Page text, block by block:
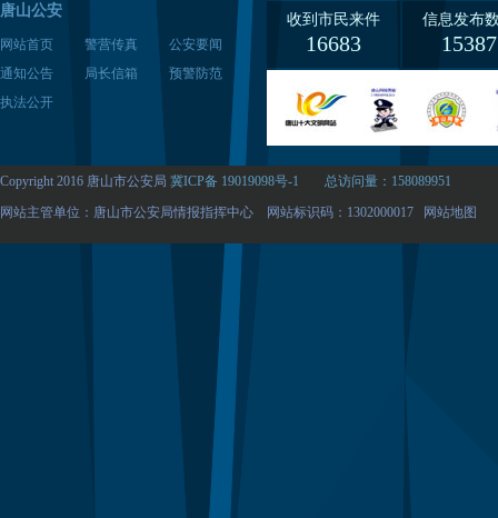
唐山公安
网站首页 警营传真
公安要闻
通知公告
局长信箱
预警防范
执法公开
收到市民来件
16683
信息发布
15387
Copyright 2016 唐山市公安局 冀ICP备 19019098号-1
总访问量：158089951
网站主管单位：唐山市公安局情报指挥中心 网站标识码：1302000017
网站地图